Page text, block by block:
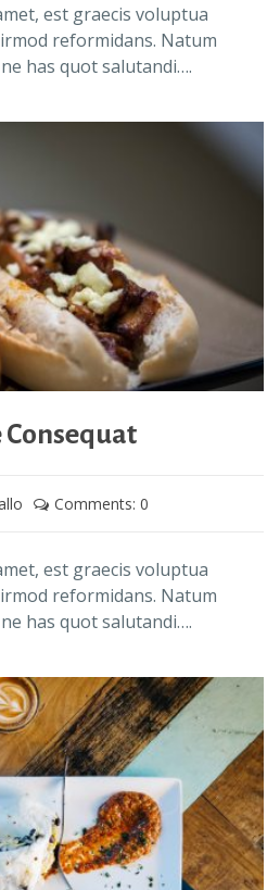
est graecis voluptua
reformidans. Natum
has quot salutandi….
Consequat
Comments: 0
est graecis voluptua
reformidans. Natum
has quot salutandi….